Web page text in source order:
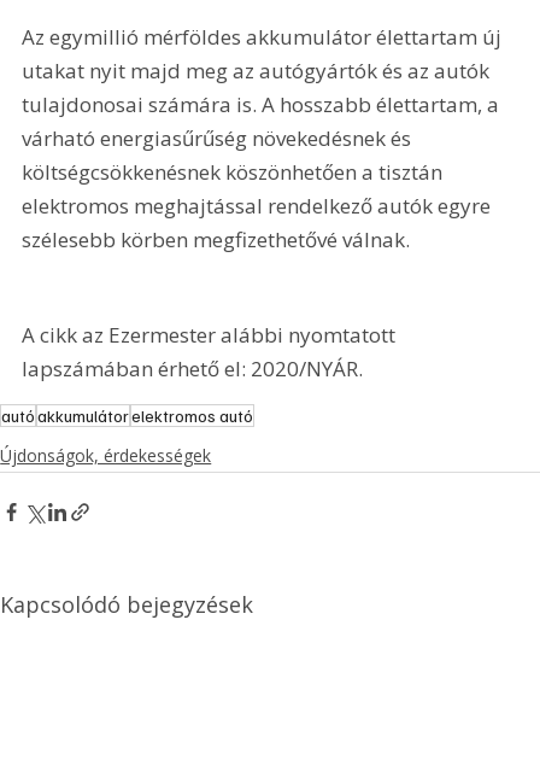
Az egymillió mérföldes akkumulátor élettartam új
utakat nyit majd meg az autógyártók és az autók
tulajdonosai számára is. A hosszabb élettartam, a
várható energiasűrűség növekedésnek és
költségcsökkenésnek köszönhetően a tisztán
elektromos meghajtással rendelkező autók egyre
szélesebb körben megfizethetővé válnak.
A cikk az Ezermester alábbi nyomtatott
lapszámában érhető el: 2020/NYÁR.
autóakkumulátorelektromos autó
Újdonságok, érdekességek
Kapcsolódó bejegyzések